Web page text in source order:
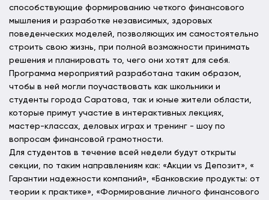
способствующие формированию четкого финансового
мышления и разработке независимых, здоровых
поведенческих моделей, позволяющих им самостоятельно
строить свою жизнь, при полной возможности принимать
решения и планировать то, чего они хотят для себя.
Программа мероприятий разработана таким образом,
чтобы в ней могли поучаствовать как школьники и
студенты города Саратова, так и юные жители области,
которые примут участие в интерактивных лекциях,
мастер-классах, деловых играх и тренинг - шоу по
вопросам финансовой грамотности.
Для студентов в течение всей недели будут открыты
секции, по таким направлениям как: «Акции vs Депозит», «
Гарантии надежности компаний», «Банковские продукты: от
теории к практике», «Формирование личного финансового